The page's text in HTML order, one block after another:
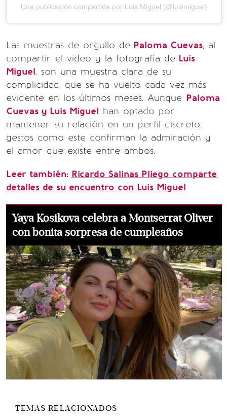
Una publicación compartida por Luis Miguel (@luismiguel)
Las muestras de orgullo de Paloma Cuevas, al
compartir el video y la fotografía de Luis
Miguel, son una muestra clara de su
complicidad, que se ha vuelto cada vez más
evidente en los últimos meses. Aunque Paloma
Cuevas y Luis Miguel han optado por
mantener su relación en un perfil discreto,
gestos como este confirman la admiración y
el amor que existe entre ambos.
Leer también: Ricardo Salinas Pliego comparte
detalles de su encuentro con Luis Miguel
Yaya Kosikova celebra a Montserrat Oliver
con bonita sorpresa de cumpleaños
TEMAS RELACIONADOS